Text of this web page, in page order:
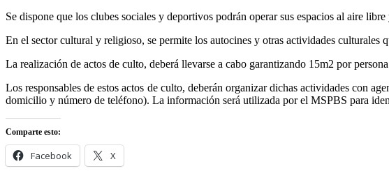
Se dispone que los clubes sociales y deportivos podrán operar sus espacios al aire
En el sector cultural y religioso, se permite los autocines y otras actividades culturales
La realización de actos de culto, deberá llevarse a cabo garantizando 15m2 por
Los responsables de estos actos de culto, deberán organizar dichas actividades con
domicilio y número de teléfono). La información será utilizada por el MSPBS para
Comparte esto:
Facebook X